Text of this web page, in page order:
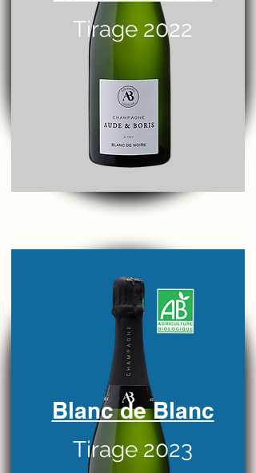
Tirage 2022
Blanc de Blanc
Tirage 2023